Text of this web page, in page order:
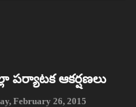
పర్యాటక ఆకర్షణలు
February 26, 2015